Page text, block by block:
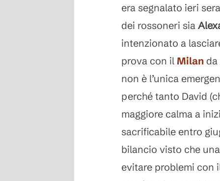
era segnalato ieri
dei rossoneri sia
intenzionato a
prova con il Milan
non è l’unica
perché tanto David
maggiore calma a
sacrificabile entro
bilancio visto che
evitare problemi con